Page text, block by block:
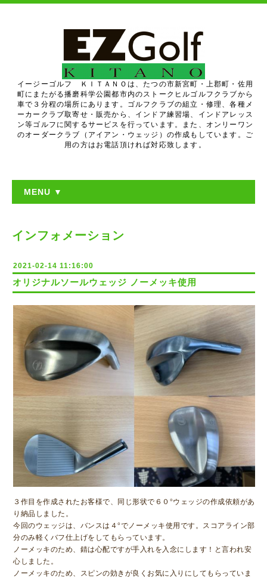
イージーゴルフ ＫＩＴＡＮＯは、たつの市新宮町・上郡町・佐用
町にまたがる播磨科学公園都市内のストークヒルゴルフクラブから
車で３分程の場所にあります。ゴルフクラブの組立・修理、各種メ
ーカークラブ取寄せ・販売から、インドア練習場、インドアレッス
ン等ゴルフに関するサービスを行っています。また、オンリーワン
のオーダークラブ（アイアン・ウェッジ）の作成もしています。ご
用の方はお電話頂ければ対応致します。
MENU ▼
インフォメーション
2021-02-14 11:16:00
オリジナルソールウェッジ ノーメッキ使用
３作目を作成されたお客様で、同じ形状で６０°ウェッジの作成依頼があ
り納品しました。
今回のウェッジは、バンスは４°でノーメッキ使用です。スコアライン部
分のみ軽くバフ仕上げをしてもらっています。
ノーメッキのため、錆は心配ですが手入れを入念にします！と言われ安
心しました。
ノーメッキのため、スピンの効きが良くお気に入りにしてもらっていま